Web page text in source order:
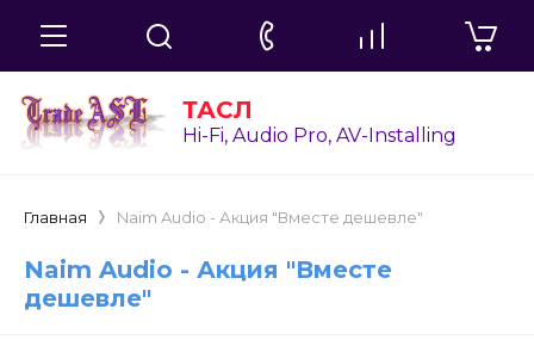
ТАСЛ
Hi-Fi, Audio Pro, AV-Installing
Главная Naim Audio - Акция "Вместе дешевле"
Naim Audio - Акция "Вместе
дешевле"